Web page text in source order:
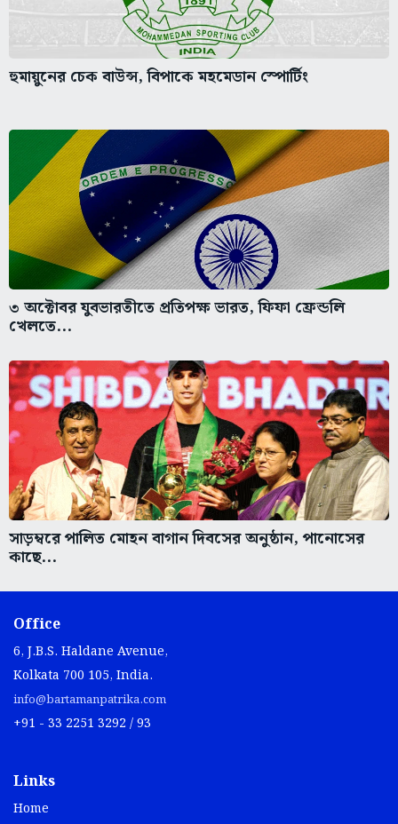
হুমায়ুনের চেক বাউন্স, বিপাকে মহমেডান স্পোর্টিং
৩ অক্টোবর যুবভারতীতে প্রতিপক্ষ ভারত, ফিফা ফ্রেন্ডলি
খেলতে...
সাড়ম্বরে পালিত মোহন বাগান দিবসের অনুষ্ঠান, পানোসের
কাছে...
Office
6, J.B.S. Haldane Avenue,
Kolkata 700 105, India.
info@bartamanpatrika.com
+91 - 33 2251 3292 / 93
Links
Home